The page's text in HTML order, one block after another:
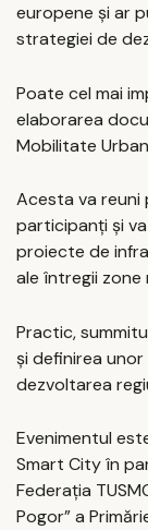
europene și ar
strategiei de
Poate cel mai
elaborarea
Mobilitate
Acesta va
participanți și
proiecte de
ale întregii
Practic,
și definirea
dezvoltarea
Evenimentul
Smart City în
Federația
Pogor” a